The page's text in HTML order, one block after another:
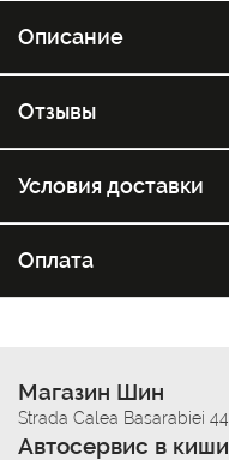
Описание
Отзывы
Условия доставки
Оплата
Магазин Шин
Strada Calea Basarabiei 44
Автосервис в